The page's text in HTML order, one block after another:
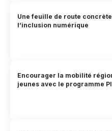
Une feuille de route
l’inclusion numérique
Encourager la mobilité
jeunes avec le programme